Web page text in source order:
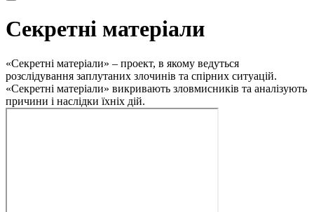
Секретні матеріали
«Секретні матеріали» – проект, в якому ведуться
розслідування заплутаних злочинів та спірних ситуацій.
«Секретні матеріали» викривають зловмисників та аналізують
причини і наслідки їхніх дій.